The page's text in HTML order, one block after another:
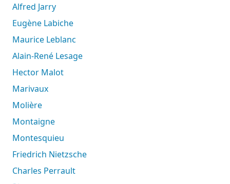
Alfred Jarry
Eugène Labiche
Maurice Leblanc
Alain-René Lesage
Hector Malot
Marivaux
Molière
Montaigne
Montesquieu
Friedrich Nietzsche
Charles Perrault